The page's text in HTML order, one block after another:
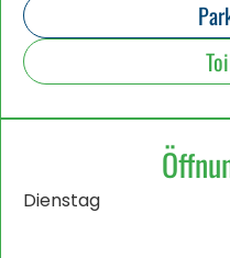
Dienstag